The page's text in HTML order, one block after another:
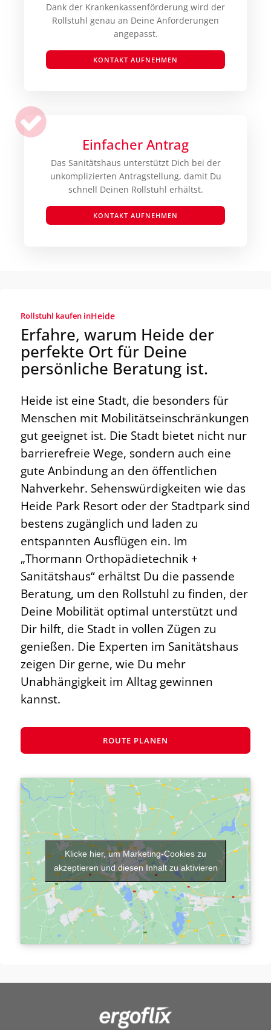
Dank der Krankenkassenförderung wird der
Rollstuhl genau an Deine Anforderungen
angepasst.
KONTAKT AUFNEHMEN
Einfacher Antrag
Das Sanitätshaus unterstützt Dich bei der
unkomplizierten Antragstellung, damit Du
schnell Deinen Rollstuhl erhältst.
KONTAKT AUFNEHMEN
Rollstuhl kaufen inHeide
Erfahre, warum Heide der
perfekte Ort für Deine
persönliche Beratung ist.
Heide ist eine Stadt, die besonders für
Menschen mit Mobilitätseinschränkungen
gut geeignet ist. Die Stadt bietet nicht nur
barrierefreie Wege, sondern auch eine
gute Anbindung an den öffentlichen
Nahverkehr. Sehenswürdigkeiten wie das
Heide Park Resort oder der Stadtpark sind
bestens zugänglich und laden zu
entspannten Ausflügen ein. Im
„Thormann Orthopädietechnik +
Sanitätshaus“ erhältst Du die passende
Beratung, um den Rollstuhl zu finden, der
Deine Mobilität optimal unterstützt und
Dir hilft, die Stadt in vollen Zügen zu
genießen. Die Experten im Sanitätshaus
zeigen Dir gerne, wie Du mehr
Unabhängigkeit im Alltag gewinnen
kannst.
ROUTE PLANEN
Klicke hier, um Marketing-Cookies zu
akzeptieren und diesen Inhalt zu aktivieren